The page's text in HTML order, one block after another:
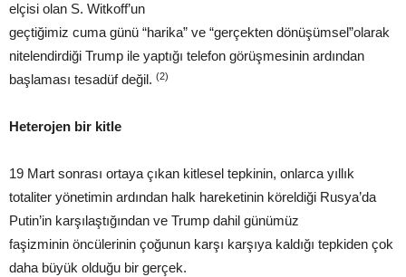
elçisi olan S. Witkoff’un
geçtiğimiz cuma günü “harika” ve “gerçekten dönüşümsel”olarak
nitelendirdiği Trump ile yaptığı telefon görüşmesinin ardından
başlaması tesadüf değil. (2)
Heterojen bir kitle
19 Mart sonrası ortaya çıkan kitlesel tepkinin, onlarca yıllık
totaliter yönetimin ardından halk hareketinin köreldiği Rusya’da
Putin’in karşılaştığından ve Trump dahil günümüz
faşizminin öncülerinin çoğunun karşı karşıya kaldığı tepkiden çok
daha büyük olduğu bir gerçek.